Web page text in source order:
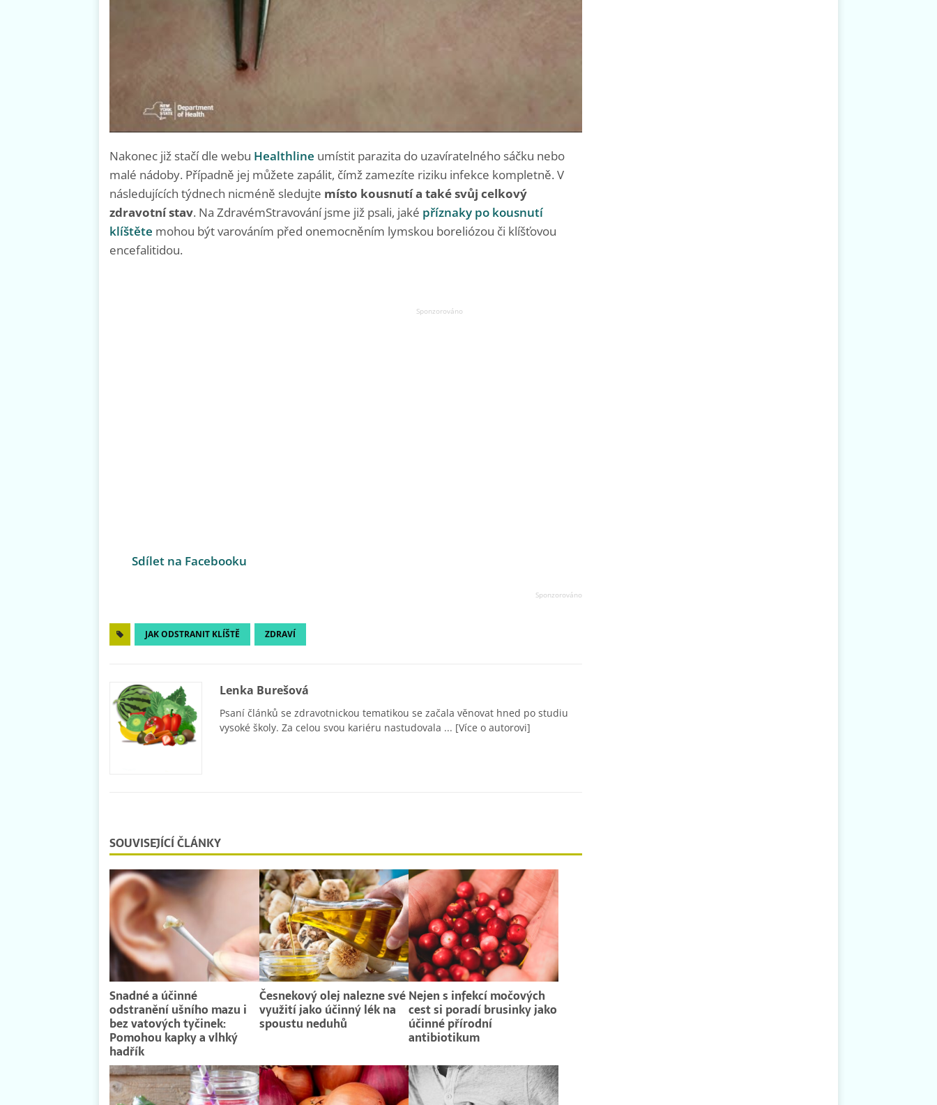
Nakonec již stačí dle webu Healthline umístit parazita do uzavíratelného sáčku nebo
malé nádoby. Případně jej můžete zapálit, čímž zamezíte riziku infekce kompletně. V
následujících týdnech nicméně sledujte místo kousnutía také svůj celkový
zdravotní stav. Na ZdravémStravování jsme již psali, jaké příznaky po kousnutí
klíštěte mohou být varováním před onemocněním lymskou boreliózou či klíšťovou
encefalitidou.
Sdílet na Facebooku
JAK ODSTRANIT KLÍŠTĚ ZDRAVÍ
Lenka Burešová
Psaní článků se zdravotnickou tematikou se začala věnovat hned po studiu
vysoké školy. Za celou svou kariéru nastudovala ... [Více o autorovi]
SOUVISEJÍCÍ ČLÁNKY
Snadné a účinné
odstranění ušního mazu i
bez vatových tyčinek:
Pomohou kapky a vlhký
hadřík
Česnekový olej nalezne své
využití jako účinný lék na
spoustu neduhů
Nejen s infekcí močových
cest si poradí brusinky jako
účinné přírodní
antibiotikum